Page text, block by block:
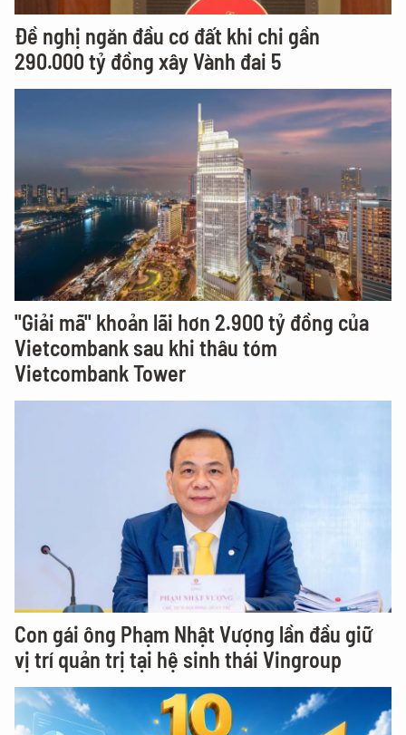
Đề nghị ngăn đầu cơ đất khi chi gần
290.000 tỷ đồng xây Vành đai 5
"Giải mã" khoản lãi hơn 2.900 tỷ đồng của
Vietcombank sau khi thâu tóm
Vietcombank Tower
Con gái ông Phạm Nhật Vượng lần đầu giữ
vị trí quản trị tại hệ sinh thái Vingroup